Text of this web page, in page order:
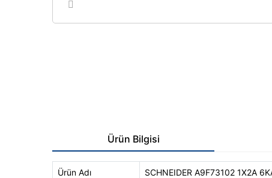
Ürün Bilgisi
Ürün Adı SCHNEIDER A9F73102 1X2A